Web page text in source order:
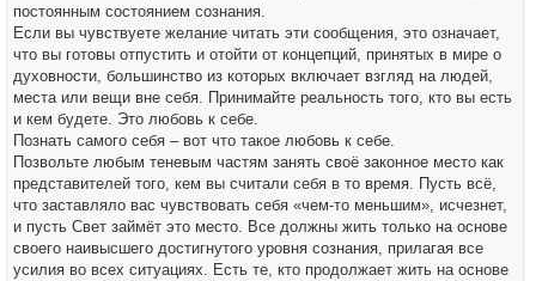
постоянным состоянием сознания.
Если вы чувствуете желание читать эти сообщения, это означает,
что вы готовы отпустить и отойти от концепций, принятых в мире о
духовности, большинство из которых включает взгляд на людей,
места или вещи вне себя. Принимайте реальность того, кто вы есть
и кем будете. Это любовь к себе.
Познать самого себя – вот что такое любовь к себе.
Позвольте любым теневым частям занять своё законное место как
представителей того, кем вы считали себя в то время. Пусть всё,
что заставляло вас чувствовать себя «чем-то меньшим», исчезнет,
и пусть Свет займёт это место. Все должны жить только на основе
своего наивысшего достигнутого уровня сознания, прилагая все
усилия во всех ситуациях. Есть те, кто продолжает жить на основе